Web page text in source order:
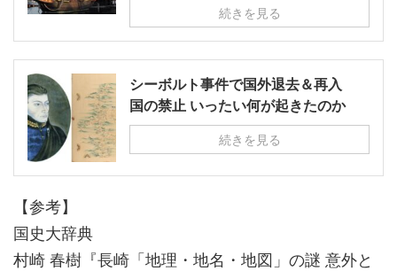
続きを見る
シーボルト事件で国外退去＆再入
国の禁止 いったい何が起きたのか
続きを見る
【参考】
国史大辞典
村崎 春樹『長崎「地理・地名・地図」の謎 意外と